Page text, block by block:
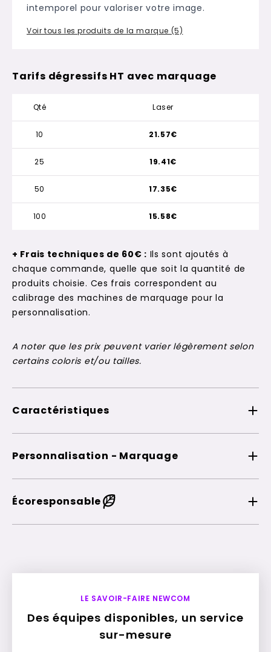
intemporel pour valoriser votre image.
Voir tous les produits de la marque (5)
Tarifs dégressifs HT avec marquage
Qté Laser
10
25
50
100
21.57€
19.41€
17.35€
15.58€
+ Frais techniques de 60€ : Ils sont ajoutés à
chaque commande, quelle que soit la quantité de
produits choisie. Ces frais correspondent au
calibrage des machines de marquage pour la
personnalisation.
A noter que les prix peuvent varier légèrement selon
certains coloris et/ou tailles.
Caractéristiques
Personnalisation - Marquage
Écoresponsable
LE SAVOIR-FAIRE NEWCOM
Des équipes disponibles, un service
sur-mesure